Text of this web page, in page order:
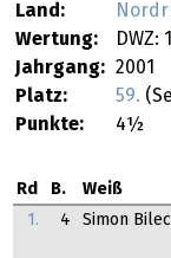
Land:
Wertung:
DWZ:
Jahrgang: 2001
Platz:
59.
Punkte:
4½
Rd B. Weiß
1.
4 Simon